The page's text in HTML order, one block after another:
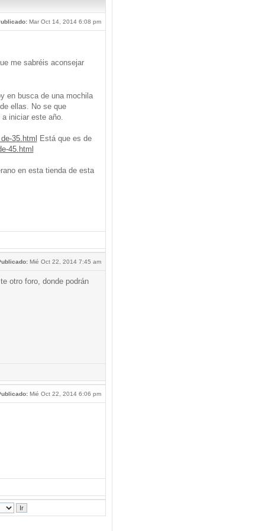
Mar Oct 14, 2014 6:08 pm
me sabréis aconsejar
en busca de una mochila
ellas. No se que
iniciar este año.
35.html
Está que es de
45.html
en esta tienda de esta
Mié Oct 22, 2014 7:45 am
otro foro, donde podrán
Mié Oct 22, 2014 6:06 pm